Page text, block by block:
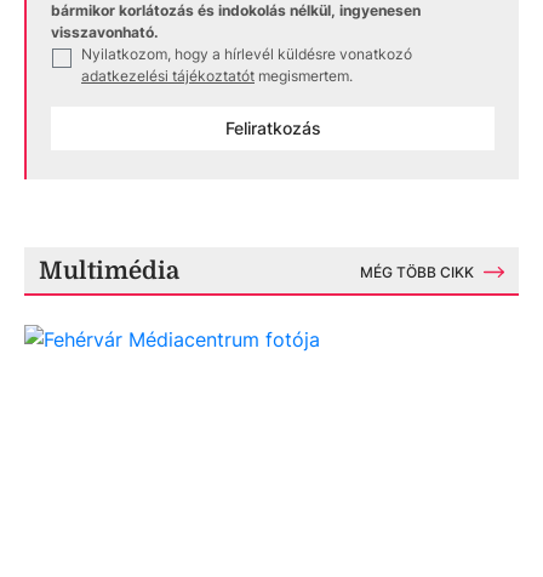
bármikor korlátozás és indokolás nélkül, ingyenesen
visszavonható.
Nyilatkozom, hogy a hírlevél küldésre vonatkozó
adatkezelési tájékoztatót megismertem.
Feliratkozás
Multimédia MÉG TÖBB CIKK